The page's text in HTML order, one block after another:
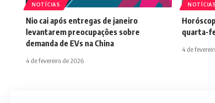
NOTÍCIAS
Nio cai após entregas de janeiro
levantarem preocupações sobre
demanda de EVs na China
4 de fevereiro de 2026
NOTÍCIAS
quarta-
4 de